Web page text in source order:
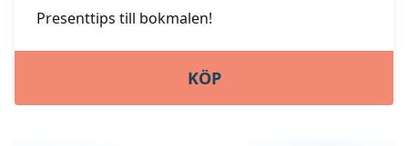
Presenttips till bokmalen!
KÖP